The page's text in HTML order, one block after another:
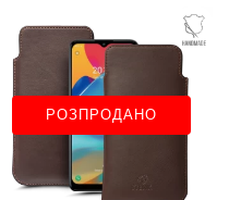
РОЗПРОДАНО